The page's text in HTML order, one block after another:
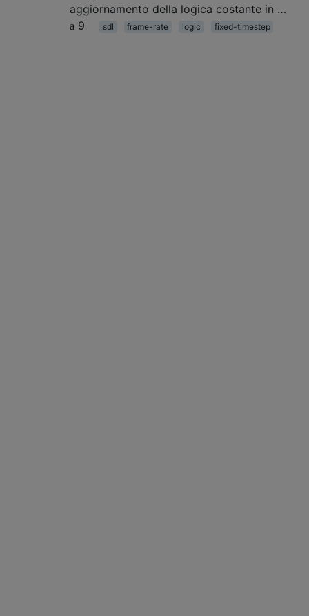
aggiornamento della logica costante in …
9
sdl frame-rate logic fixed-timestep